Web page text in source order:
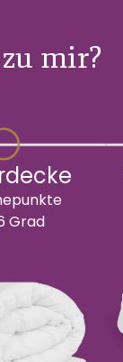
mir?
Grad